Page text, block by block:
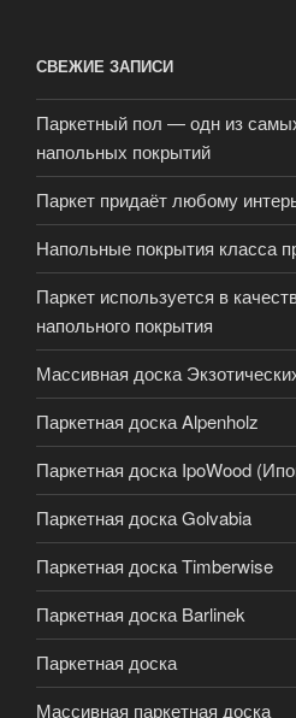
СВЕЖИЕ ЗАПИСИ
Паркетный пол — одн из
напольных покрытий
Паркет придаёт любому
Напольные покрытия класса
Паркет используется в
напольного покрытия
Массивная доска
Паркетная доска Alpenholz
Паркетная доска IpoWood
Паркетная доска Golvabia
Паркетная доска Timberwise
Паркетная доска Barlinek
Паркетная доска
Массивная паркетная доска